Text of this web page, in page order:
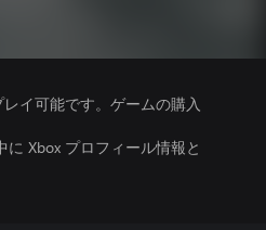
イ可能です。ゲームの購入
Xbox プロフィール情報と